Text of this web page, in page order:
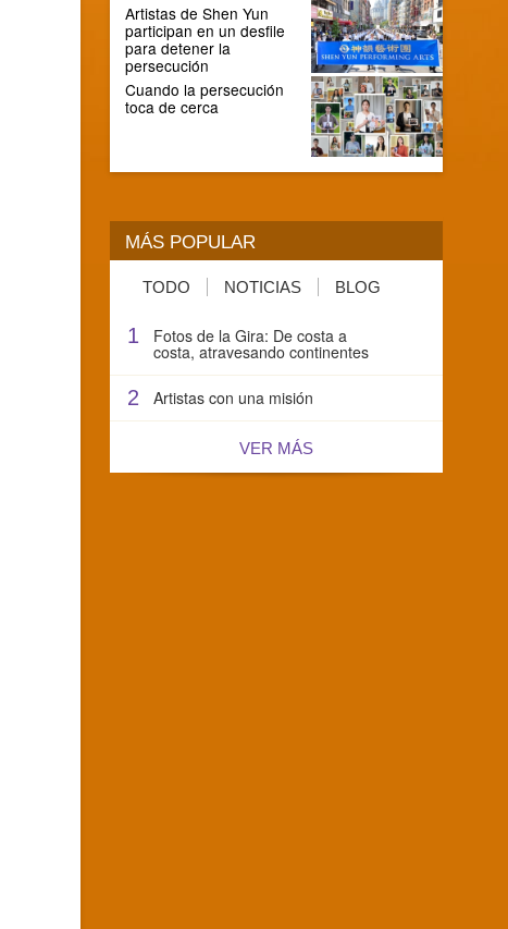
Artistas de Shen Yun
participan en un desfile
para detener la
persecución
Cuando la persecución
toca de cerca
MÁS POPULAR
TODO NOTICIAS BLOG
1 Fotos de la Gira: De costa a
costa, atravesando continentes
2 Artistas con una misión
VER MÁS